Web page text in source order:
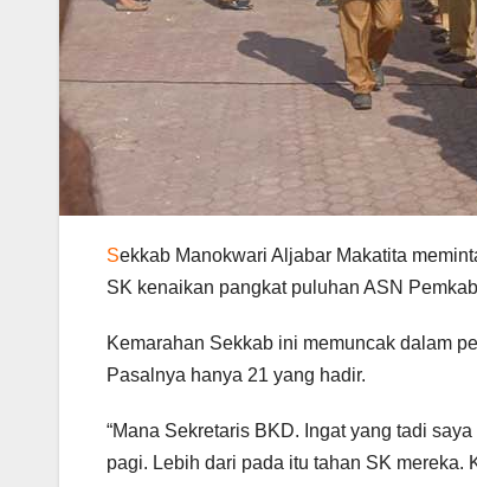
Sekkab Manokwari Aljabar Makatita
SK kenaikan pangkat puluhan ASN
Kemarahan Sekkab ini memuncak dalam
Pasalnya hanya 21 yang hadir.
“Mana Sekretaris BKD. Ingat yang tadi
pagi. Lebih dari pada itu tahan SK mereka.